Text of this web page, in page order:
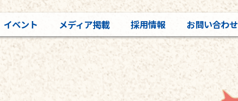
イベント メディア掲載 採用情報 お問い合わせ